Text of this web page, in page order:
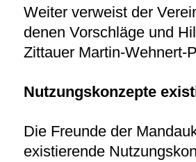
Weiter verweist der
denen Vorschläge und
Zittauer Martin-Wehnert-
Nutzungskonzepte
Die Freunde der
existierende